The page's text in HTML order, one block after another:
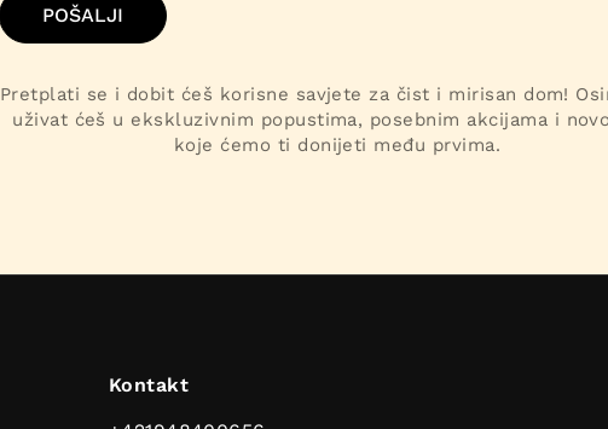
POŠALJI
Pretplati se i dobit ćeš korisne savjete za čist i mirisan dom!
uživat ćeš u ekskluzivnim popustima, posebnim akcijama i
koje ćemo ti donijeti među prvima.
Kontakt